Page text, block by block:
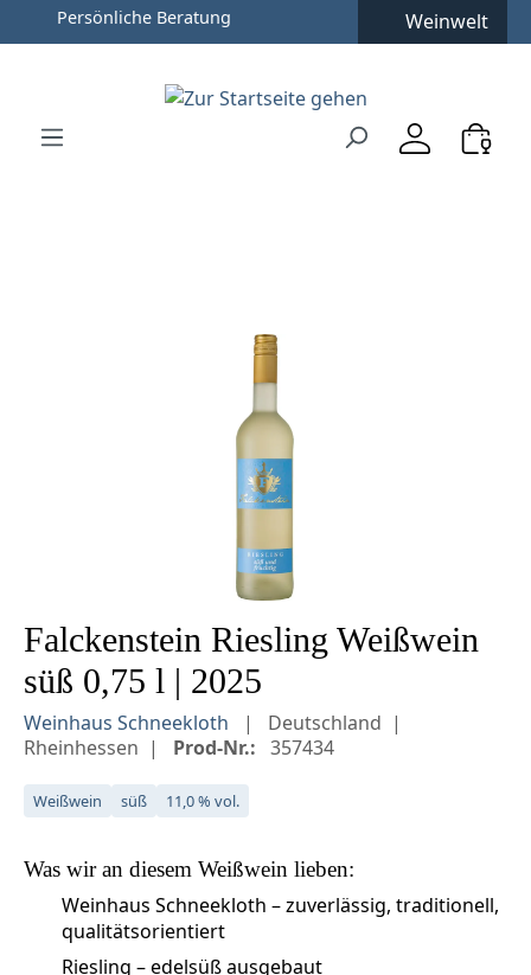
Zum Hauptinhalt springen
Zur Hauptnavigation springen
Persönliche Beratung Weinwelt
Bildergalerie überspringen
Falckenstein Riesling Weißwein
süß 0,75 l | 2025
Weinhaus Schneekloth
Deutschland
Rheinhessen
Prod-Nr.: 357434
Weißwein süß 11,0 % vol.
Was wir an diesem Weißwein lieben:
Weinhaus Schneekloth – zuverlässig, traditionell,
qualitätsorientiert
Riesling – edelsüß ausgebaut